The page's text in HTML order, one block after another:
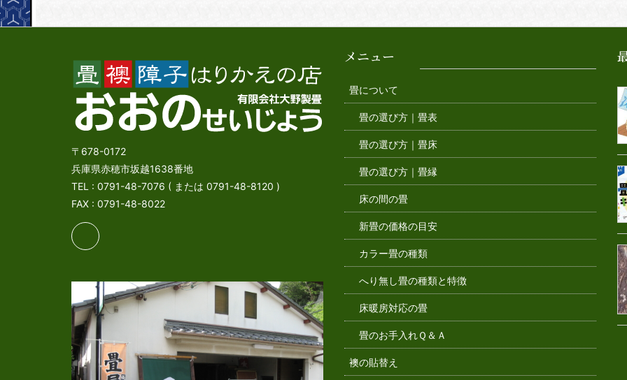
〒678-0172
兵庫県赤穂市坂越1638番地
TEL : 0791-48-7076 ( または 0791-48-8120 )
FAX : 0791-48-8022
メニュー
畳について
畳の選び方｜畳表
畳の選び方｜畳床
畳の選び方｜畳縁
床の間の畳
新畳の価格の目安
カラー畳の種類
へり無し畳の種類と特徴
床暖房対応の畳
畳のお手入れＱ＆Ａ
襖の貼替え